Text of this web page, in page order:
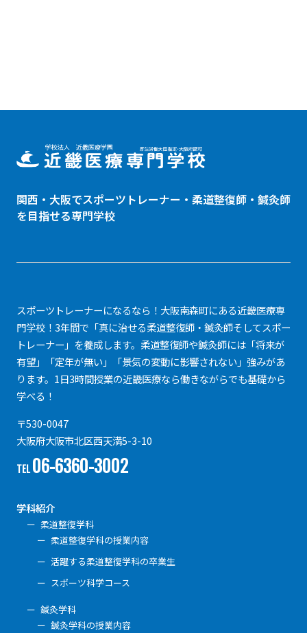
関西・大阪でスポーツトレーナー・ 柔道整復師 ・鍼灸師
を目指せる専門学校
スポーツトレーナーになるなら！大阪南森町にある近畿医療専
門学校！3年間で「真に治せる柔道整復師・鍼灸師そしてスポー
トレーナー」を養成します。柔道整復師や鍼灸師には「将来が
有望」「定年が無い」「景気の変動に影響されない」強みがあ
ります。1日3時間授業の近畿医療なら働きながらでも基礎から
学べる！
〒530-0047
大阪府大阪市北区西天満5-3-10
TEL06-6360-3002
学科紹介
柔道整復学科
柔道整復学科の授業内容
活躍する柔道整復学科の卒業生
スポーツ科学コース
鍼灸学科
鍼灸学科の授業内容